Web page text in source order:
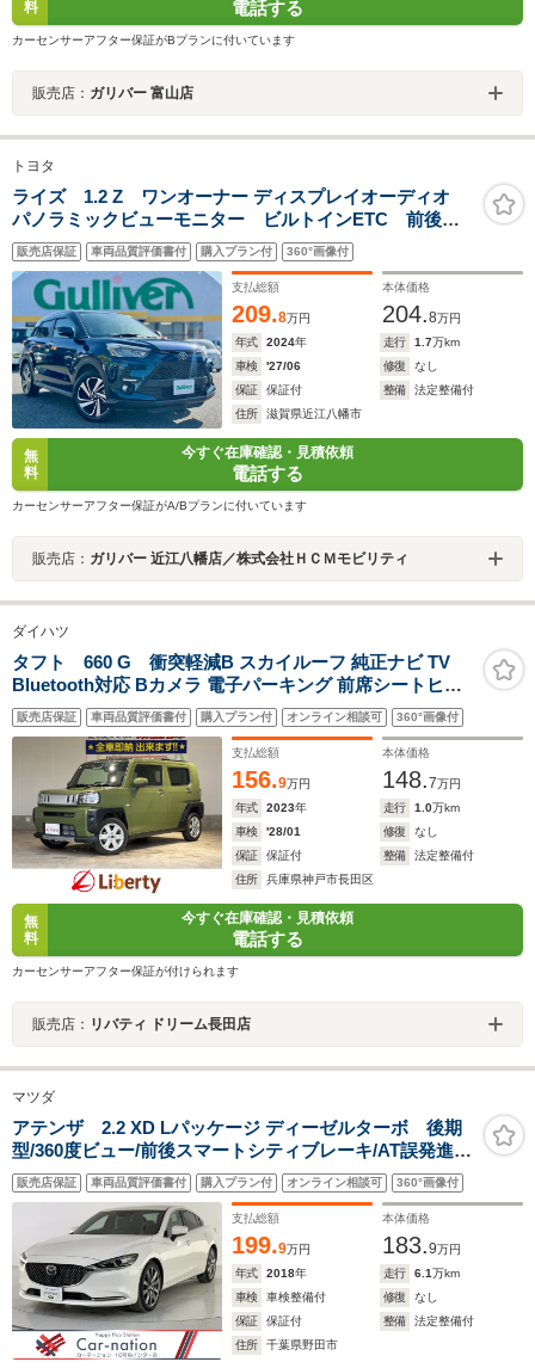
料
電話する
カーセンサーアフター保証がBプランに付いています
販売店： ガリバー 富山店
トヨタ
ライズ 1.2 Z ワンオーナー ディスプレイオーディオ
パノラミックビューモニター ビルトインETC 前後ド
ライブレコーダー ブラインドスポットモニター 当店
買取 ガリバー3ヶ月保証 カーセンサー認定検査済車両 修
復歴無
販売店保証 車両品質評価書付 購入プラン付 360°画像付
支払総額
209.8万円
本体価格
204.8万円
年式
2024年 走行 1.7万km
車検
'27/06 修復
なし
保証
保証付 整備
法定整備付
住所
滋賀県近江八幡市
無
料
今すぐ在庫確認・見積依頼
電話する
カーセンサーアフター保証がA/Bプランに付いています
販売店： ガリバー 近江八幡店／株式会社ＨＣＭモビリティ
ダイハツ
タフト 660 G 衝突軽減B スカイルーフ 純正ナビ TV
Bluetooth対応 Bカメラ 電子パーキング 前席シートヒー
ター LEDヘッドライト スマートキー プッシュスタート
アイドリングストップ フォグライト 純正アルミホイール
販売店保証 車両品質評価書付 購入プラン付 オンライン相談可 360°画像付
支払総額
156.9万円
本体価格
148.7万円
年式
2023年 走行 1.0万km
車検
'28/01 修復
なし
保証
保証付 整備
法定整備付
住所
兵庫県神戸市長田区
無
料
今すぐ在庫確認・見積依頼
電話する
カーセンサーアフター保証が付けられます
販売店： リバティ ドリーム長田店
マツダ
アテンザ 2.2 XD Lパッケージ ディーゼルターボ 後期
型/360度ビュー/前後スマートシティブレーキ/AT誤発進抑
制制御/全車速追従レーダークルコン/LKA/車線逸脱警
報/BSM/前後障害物センサー/茶本革/シートヒーター/Pシ
ート/BOSE/マツコネナビ/フルセグ/Bluetooth/ETC
販売店保証 車両品質評価書付 購入プラン付 オンライン相談可 360°画像付
支払総額
199.9万円
本体価格
183.9万円
年式
2018年 走行 6.1万km
車検
車検整備付 修復
なし
保証
保証付 整備
法定整備付
住所
千葉県野田市